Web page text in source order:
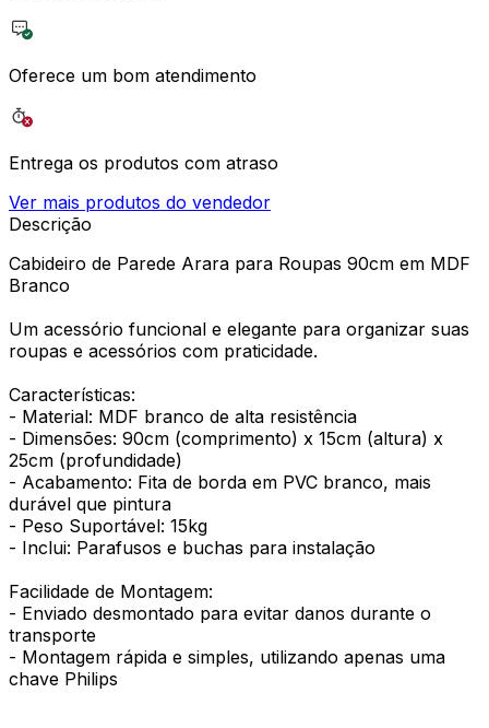
Oferece um bom atendimento
Entrega os produtos com atraso
Ver mais produtos do vendedor
Descrição
Cabideiro de Parede Arara para Roupas 90cm em MDF
Branco
Um acessório funcional e elegante para organizar suas
roupas e acessórios com praticidade.
Características:
- Material: MDF branco de alta resistência
- Dimensões: 90cm (comprimento) x 15cm (altura) x
25cm (profundidade)
- Acabamento: Fita de borda em PVC branco, mais
durável que pintura
- Peso Suportável: 15kg
- Inclui: Parafusos e buchas para instalação
Facilidade de Montagem:
- Enviado desmontado para evitar danos durante o
transporte
- Montagem rápida e simples, utilizando apenas uma
chave Philips